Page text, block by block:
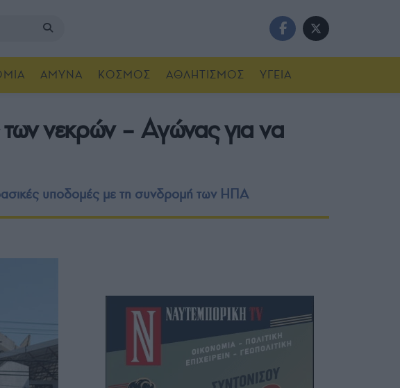
ΑΜΥΝΑ ΚΟΣΜΟΣ ΑΘΛΗΤΙΣΜΟΣ ΥΓΕΙΑ
νεκρών – Αγώνας για να
υποδομές με τη συνδρομή των ΗΠΑ